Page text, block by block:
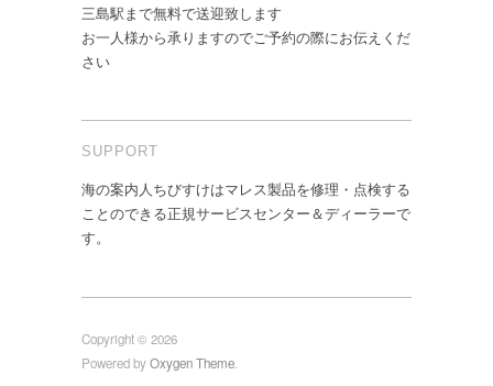
三島駅まで無料で送迎致します
お一人様から承りますのでご予約の際にお伝えくだ
さい
SUPPORT
海の案内人ちびすけはマレス製品を修理・点検する
ことのできる正規サービスセンター＆ディーラーで
す。
Copyright © 2026
Powered byOxygen Theme